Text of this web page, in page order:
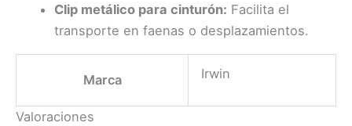
Clip metálico para cinturón: Facilita el
transporte en faenas o desplazamientos.
Marca Irwin
Valoraciones